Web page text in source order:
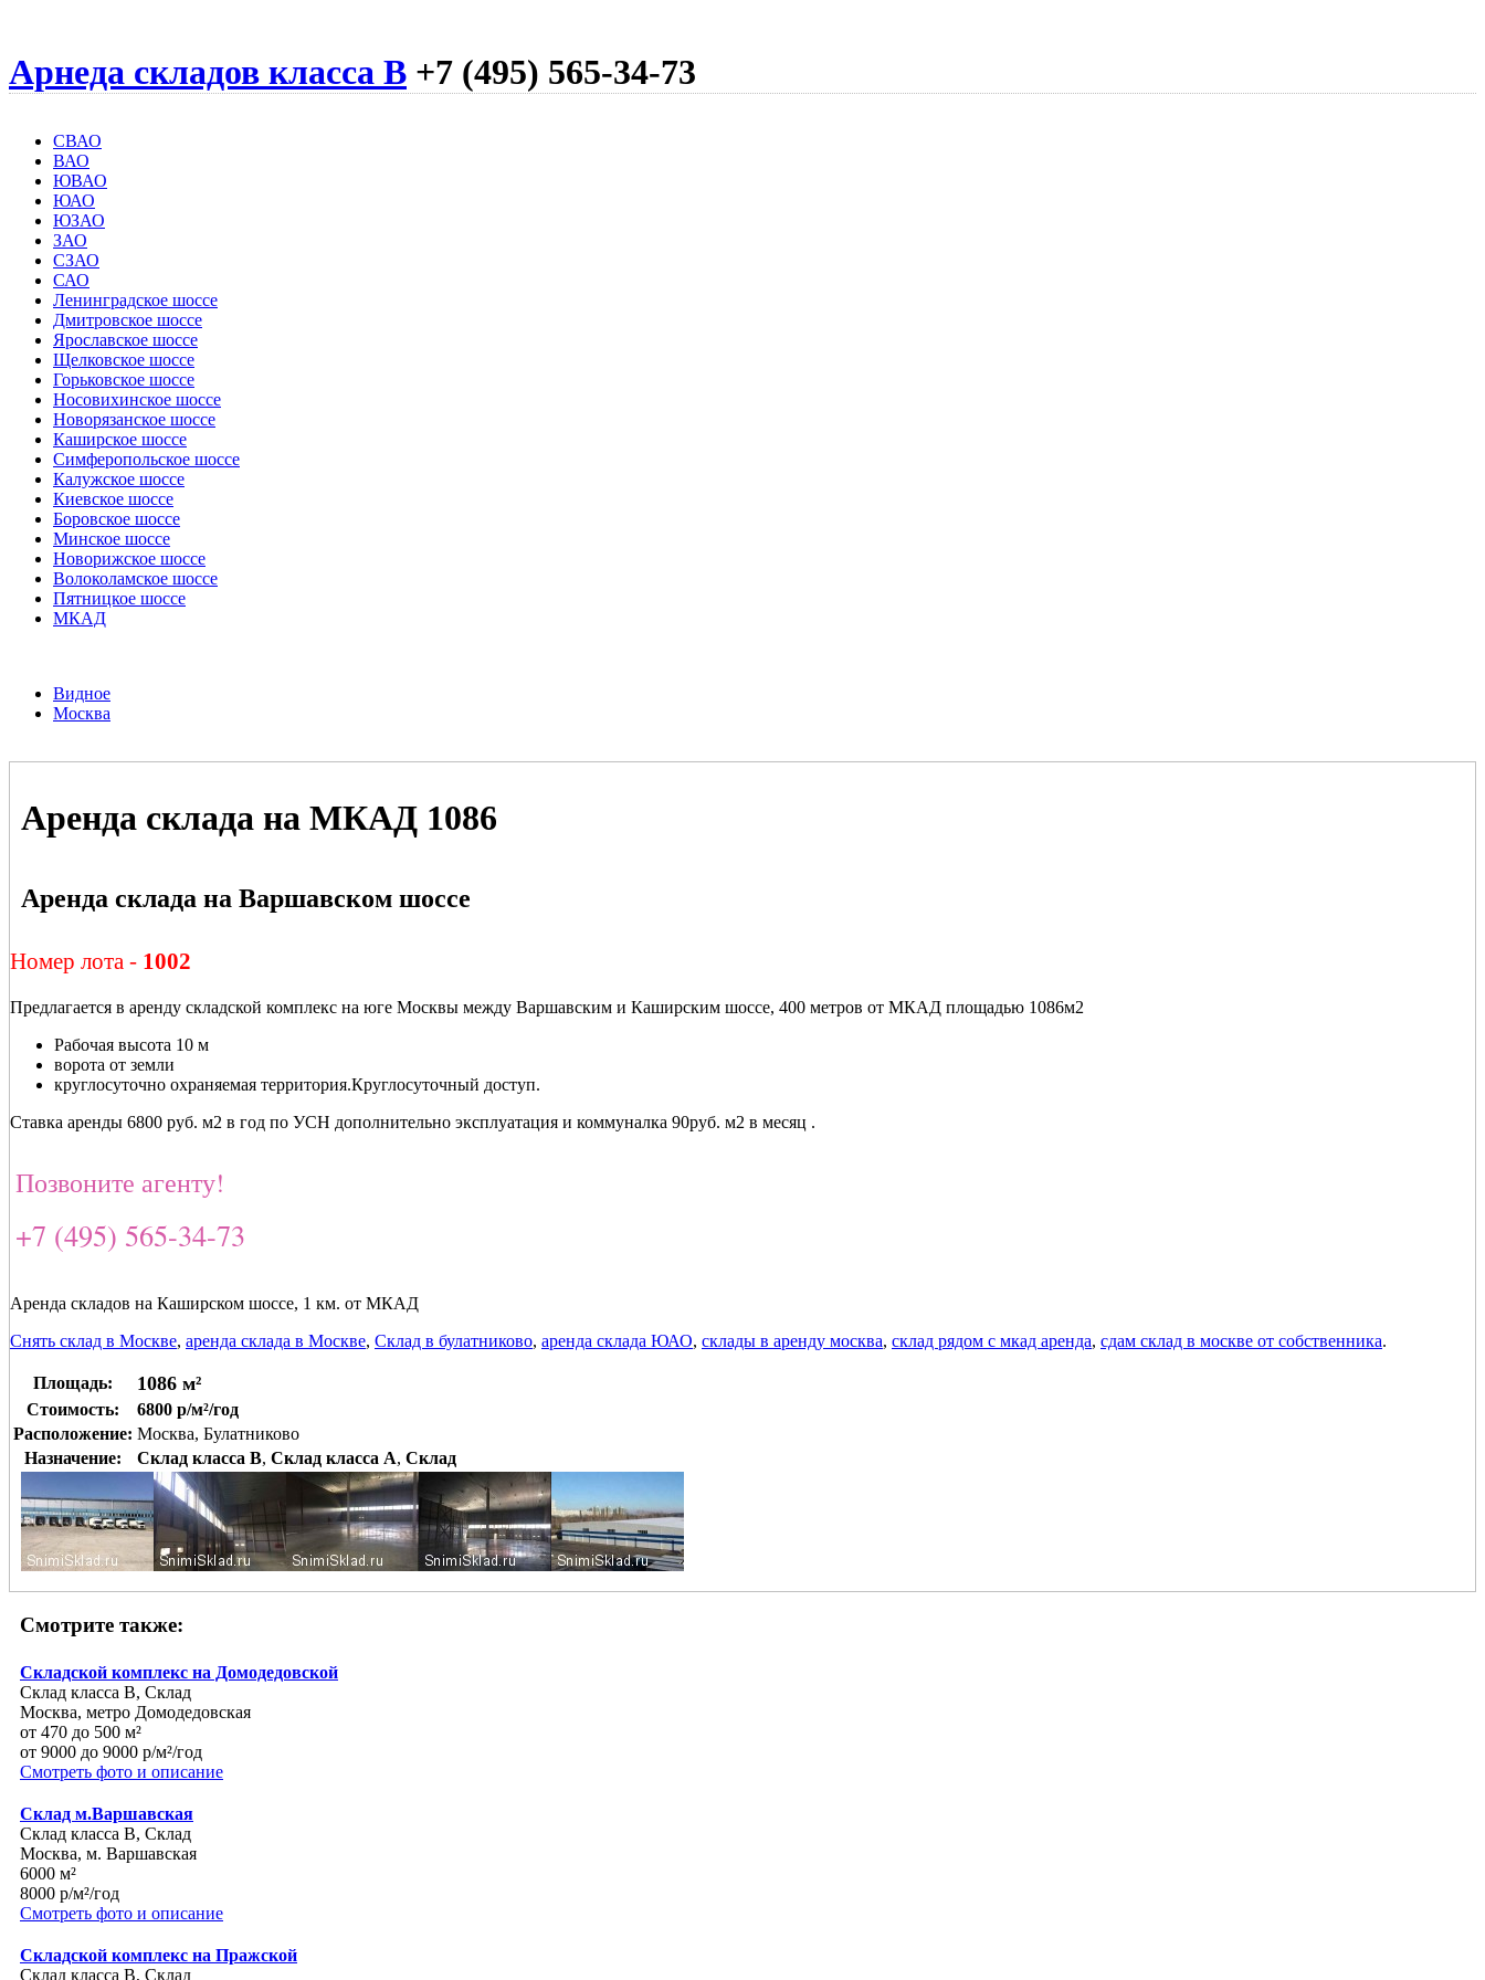
Арнеда складов класса B +7 (495) 565-34-73
СВАО
ВАО
ЮВАО
ЮАО
ЮЗАО
ЗАО
СЗАО
САО
Ленинградское шоссе
Дмитровское шоссе
Ярославское шоссе
Щелковское шоссе
Горьковское шоссе
Носовихинское шоссе
Новорязанское шоссе
Каширское шоссе
Симферопольское шоссе
Калужское шоссе
Киевское шоссе
Боровское шоссе
Минское шоссе
Новорижское шоссе
Волоколамское шоссе
Пятницкое шоссе
МКАД
Видное
Москва
Аренда склада на МКАД 1086
Аренда склада на Варшавском шоссе
Номер лота - 1002
Предлагается в аренду складской комплекс на юге Москвы между Варшавским и Каширским шоссе, 400 метров от МКАД площадью 1086м2
Рабочая высота 10 м
ворота от земли
круглосуточно охраняемая территория.Круглосуточный доступ.
Ставка аренды 6800 руб. м2 в год по УСН дополнительно эксплуатация и коммуналка 90руб. м2 в месяц .
Позвоните агенту!
+7 (495) 565-34-73
Аренда складов на Каширском шоссе, 1 км. от МКАД
Снять склад в Москве, аренда склада в Москве, Склад в булатниково, аренда склада ЮАО, склады в аренду москва, склад рядом с мкад аренда, сдам склад в москве от собственника.
Площадь: 1086 м²
Стоимость:
6800 р/м²/год
Расположение: Москва, Булатниково
Назначение:
Склад класса B, Склад класса A, Склад
Смотрите также:
Складской комплекс на Домодедовской
Склад класса B, Склад
Москва, метро Домодедовская
от 470 до 500 м²
от 9000 до 9000 р/м²/год
Смотреть фото и описание
Склад м.Варшавская
Склад класса B, Склад
Москва, м. Варшавская
6000 м²
8000 р/м²/год
Смотреть фото и описание
Складской комплекс на Пражской
Склад класса B, Склад